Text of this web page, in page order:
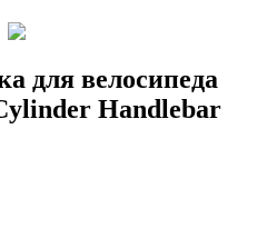
для велосипеда
Handlebar